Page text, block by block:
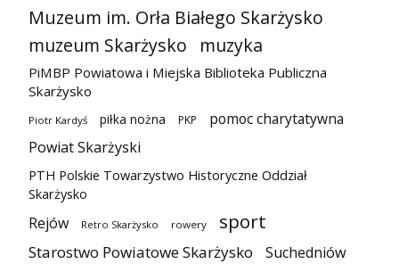
Muzeum im. Orła Białego Skarżysko
muzeum Skarżysko
muzyka
PiMBP Powiatowa i Miejska Biblioteka Publiczna
Skarżysko
Piotr Kardyś piłka nożna PKP
pomoc charytatywna
Powiat Skarżyski
PTH Polskie Towarzystwo Historyczne Oddział
Skarżysko
Rejów Retro Skarżysko rowery sport
Starostwo Powiatowe Skarżysko Suchedniów